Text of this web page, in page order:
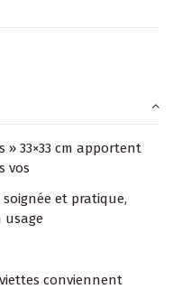
» 33×33 cm apportent
vos
et pratique,
usage
conviennent